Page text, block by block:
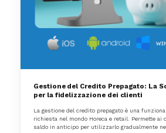
Gestione del Credito Prepagato: La
per la fidelizzazione dei clienti
La gestione del credito prepagato è una
richiesta nel mondo Horeca e retail. Permette ai
saldo in anticipo per utilizzarlo gradualmente